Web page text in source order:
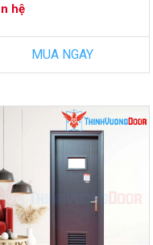
hệ
MUA NGAY